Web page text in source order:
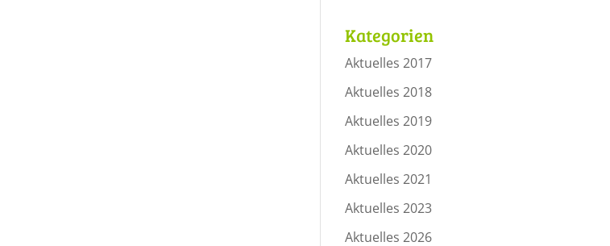
Kategorien
Aktuelles 2017
Aktuelles 2018
Aktuelles 2019
Aktuelles 2020
Aktuelles 2021
Aktuelles 2023
Aktuelles 2026